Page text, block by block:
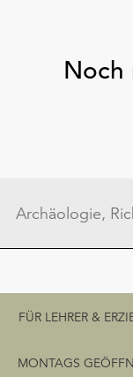
Noch
FÜR LEHRER &
MONTAGS